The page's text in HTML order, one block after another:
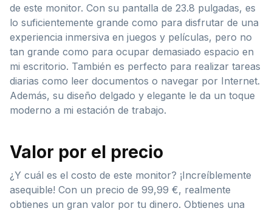
de este monitor. Con su pantalla de 23.8 pulgadas, es
lo suficientemente grande como para disfrutar de una
experiencia inmersiva en juegos y películas, pero no
tan grande como para ocupar demasiado espacio en
mi escritorio. También es perfecto para realizar tareas
diarias como leer documentos o navegar por Internet.
Además, su diseño delgado y elegante le da un toque
moderno a mi estación de trabajo.
Valor por el precio
¿Y cuál es el costo de este monitor? ¡Increíblemente
asequible! Con un precio de 99,99 €, realmente
obtienes un gran valor por tu dinero. Obtienes una